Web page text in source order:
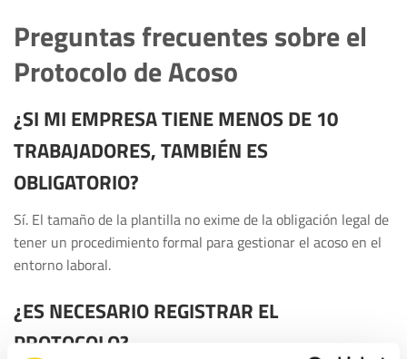
Preguntas frecuentes sobre el
Protocolo de Acoso
¿SI MI EMPRESA TIENE MENOS DE 10
TRABAJADORES, TAMBIÉN ES
OBLIGATORIO?
Sí. El tamaño de la plantilla no exime de la obligación legal de
tener un procedimiento formal para gestionar el acoso en el
entorno laboral.
¿ES NECESARIO REGISTRAR EL
PROTOCOLO?